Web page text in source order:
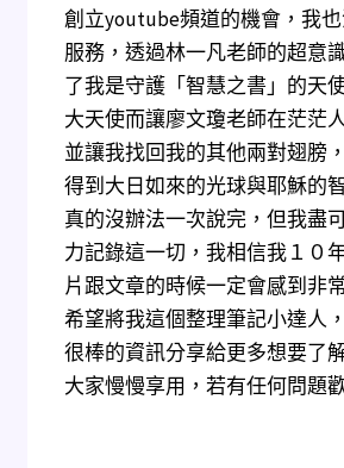
創立youtube頻道的機會，我
服務，透過林一凡老師的超意
了我是守護「智慧之書」的天
大天使而讓廖文瓊老師在茫茫
並讓我找回我的其他兩對翅膀
得到大日如來的光球與耶穌的
真的沒辦法一次說完，但我盡
力記錄這一切，我相信我１０
片跟文章的時候一定會感到非
希望將我這個整理筆記小達人
很棒的資訊分享給更多想要了
大家慢慢享用，若有任何問題